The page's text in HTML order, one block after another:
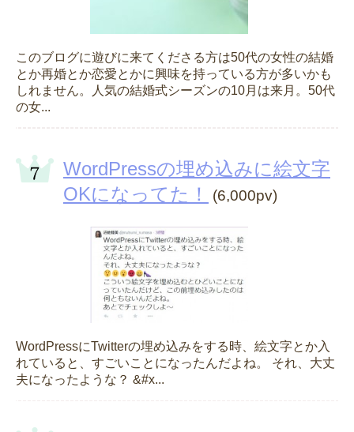
このブログに遊びに来てくださる方は50代の女性の結婚
とか再婚とか恋愛とかに興味を持っている方が多いかも
しれません。人気の結婚式シーズンの10月は来月。50代
の女...
WordPressの埋め込みに絵文字
OKになってた！
(6,000pv)
WordPressにTwitterの埋め込みをする時、絵文字とか入
れていると、すごいことになったんだよね。 それ、大丈
夫になったような？ &#x...